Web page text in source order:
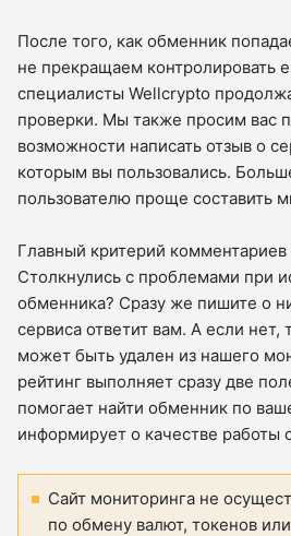
После того, как обменник
не прекращаем контролировать
специалисты Wellcrypto
проверки. Мы также просим вас
возможности написать отзыв о
которым вы пользовались.
пользователю проще составить
Главный критерий
Столкнулись с проблемами при
обменника? Сразу же пишите о
сервиса ответит вам. А если нет,
может быть удален из нашего
рейтинг выполняет сразу две
помогает найти обменник по
информирует о качестве работы
Сайт мониторинга не
по обмену валют, токенов